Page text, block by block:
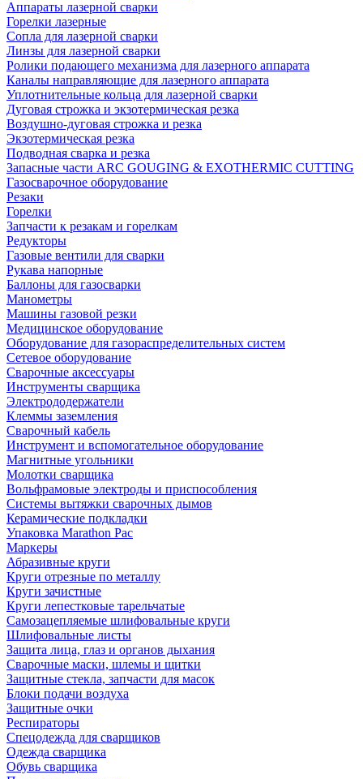
Аппараты лазерной сварки
Горелки лазерные
Сопла для лазерной сварки
Линзы для лазерной сварки
Ролики подающего механизма для лазерного аппарата
Каналы направляющие для лазерного аппарата
Уплотнительные кольца для лазерной сварки
Дуговая строжка и экзотермическая резка
Воздушно-дуговая строжка и резка
Экзотермическая резка
Подводная сварка и резка
Запасные части ARC GOUGING & EXOTHERMIC CUTTING
Газосварочное оборудование
Резаки
Горелки
Запчасти к резакам и горелкам
Редукторы
Газовые вентили для сварки
Рукава напорные
Баллоны для газосварки
Манометры
Машины газовой резки
Медицинское оборудование
Оборудование для газораспределительных систем
Сетевое оборудование
Сварочные аксессуары
Инструменты сварщика
Электрододержатели
Клеммы заземления
Сварочный кабель
Инструмент и вспомогательное оборудование
Магнитные угольники
Молотки сварщика
Вольфрамовые электроды и приспособления
Системы вытяжки сварочных дымов
Керамические подкладки
Упаковка Marathon Pac
Маркеры
Абразивные круги
Круги отрезные по металлу
Круги зачистные
Круги лепестковые тарельчатые
Самозацепляемые шлифовальные круги
Шлифовальные листы
Защита лица, глаз и органов дыхания
Сварочные маски, шлемы и щитки
Защитные стекла, запчасти для масок
Блоки подачи воздуха
Защитные очки
Респираторы
Спецодежда для сварщиков
Одежда сварщика
Обувь сварщика